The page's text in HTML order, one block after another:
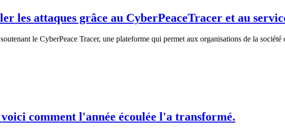
les attaques grâce au CyberPeaceTracer et au
le CyberPeace Tracer, une plateforme qui permet aux organisations de la
comment l'année écoulée l'a transformé.